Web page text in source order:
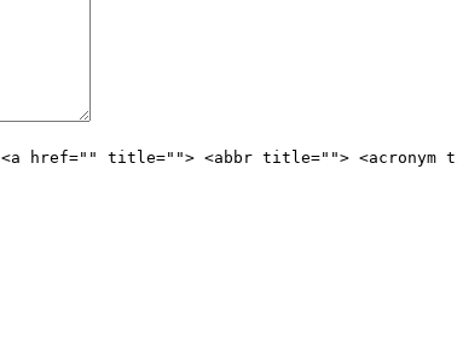
<a href="" title=""> <abbr title=""> <acronym